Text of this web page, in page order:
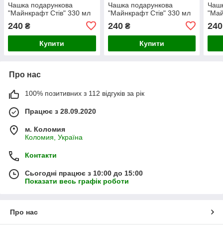
Чашка подарункова
"Майнкрафт Стів" 330 мл
240 ₴
Купити
Чашка подарункова
"Майнкрафт Стів" 330 мл
240₴
Купити
240
Про нас
100% позитивних з 112 відгуків за рік
Працює з 28.09.2020
м. Коломия
Коломия, Україна
Контакти
Сьогодні працює з 10:00 до 15:00
Показати весь графік роботи
Про нас